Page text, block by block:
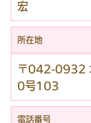
宏
所在地
〒042-0932
0号103
電話番号